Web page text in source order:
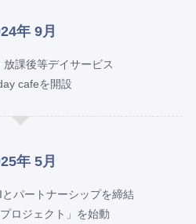
年 9月
放課後等デイサービス
cafeを開設
年 5月
パートナーシップを締結
プロジェクト」を始動